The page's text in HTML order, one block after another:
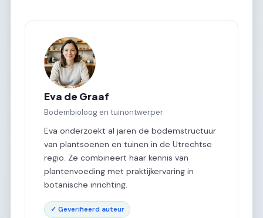
Eva de Graaf
Bodembioloog en tuinontwerper
Eva onderzoekt al jaren de bodemstructuur
van plantsoenen en tuinen in de Utrechtse
regio. Ze combineert haar kennis van
plantenvoeding met praktijkervaring in
botanische inrichting.
✓ Geverifieerd auteur